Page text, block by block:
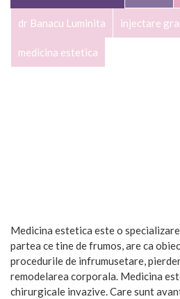
dr Banacu Luminita injectare
medicina estetica
Medicina estetica este o specializare
partea ce tine de frumos, are ca
procedurile de infrumusetare,
remodelarea corporala. Medicina
chirurgicale invazive. Care sunt